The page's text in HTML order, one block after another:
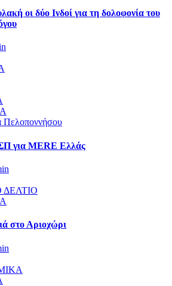
οι δύο Ινδοί για τη δολοφονία του
Πελοποννήσου
για MERE Ελλάς
στο Αριοχώρι